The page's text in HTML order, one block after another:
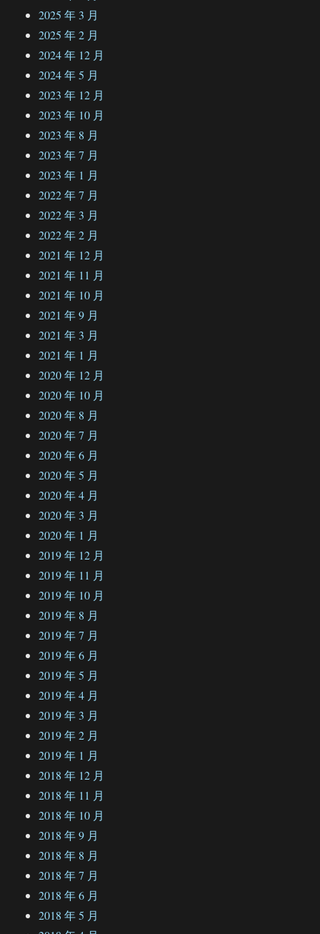
2025 年 3 月
2025 年 2 月
2024 年 12 月
2024 年 5 月
2023 年 12 月
2023 年 10 月
2023 年 8 月
2023 年 7 月
2023 年 1 月
2022 年 7 月
2022 年 3 月
2022 年 2 月
2021 年 12 月
2021 年 11 月
2021 年 10 月
2021 年 9 月
2021 年 3 月
2021 年 1 月
2020 年 12 月
2020 年 10 月
2020 年 8 月
2020 年 7 月
2020 年 6 月
2020 年 5 月
2020 年 4 月
2020 年 3 月
2020 年 1 月
2019 年 12 月
2019 年 11 月
2019 年 10 月
2019 年 8 月
2019 年 7 月
2019 年 6 月
2019 年 5 月
2019 年 4 月
2019 年 3 月
2019 年 2 月
2019 年 1 月
2018 年 12 月
2018 年 11 月
2018 年 10 月
2018 年 9 月
2018 年 8 月
2018 年 7 月
2018 年 6 月
2018 年 5 月